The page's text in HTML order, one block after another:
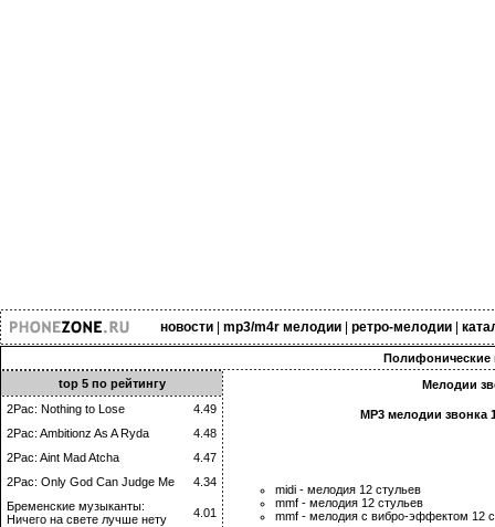
новости| mp3/m4r мелодии| ретро-мелодии|
Полифонические
top 5 по рейтингу
2Pac: Nothing to Lose
4.49
2Pac: Ambitionz As A Ryda
4.48
2Pac: Aint Mad Atcha
4.47
2Pac: Only God Can Judge Me
4.34
Бременские музыканты:
Ничего на свете лучше нету
4.01
Мелодии
MP3 мелодии звонка
midi - мелодия 12 стульев
mmf - мелодия 12 стульев
mmf - мелодия с вибро-эффектом 12